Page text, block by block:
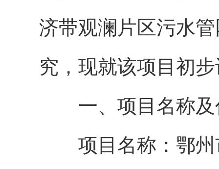
济带观澜片区污水
究， 现就该项目 初
一、 项目名称
项目名称： 鄂